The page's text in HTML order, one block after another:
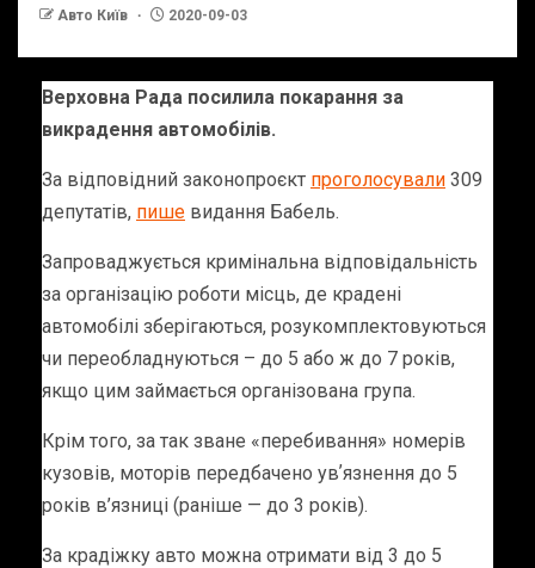
Авто Київ 2020-09-03
Верховна Рада посилила покарання за
викрадення автомобілів.
За відповідний законопроєкт проголосували 309
депутатів, пише видання Бабель.
Запроваджується кримінальна відповідальність
за організацію роботи місць, де крадені
автомобілі зберігаються, розукомплектовуються
чи переобладнуються – до 5 або ж до 7 років,
якщо цим займається організована група.
Крім того, за так зване «перебивання» номерів
кузовів, моторів передбачено увʼязнення до 5
років в’язниці (раніше — до 3 років).
За крадіжку авто можна отримати від 3 до 5